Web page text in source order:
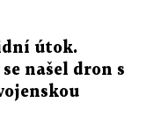
útok.
našel dron s